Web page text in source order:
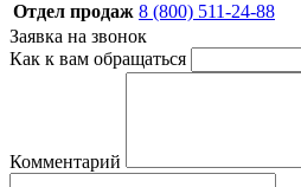
Отдел продаж 8 (800) 511-24-88
Заявка на звонок
Как к вам обращаться
Комментарий